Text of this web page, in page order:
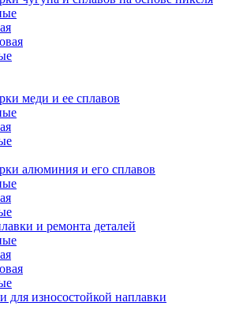
меди и ее сплавов
алюминия и его сплавов
и ремонта деталей
износостойкой наплавки